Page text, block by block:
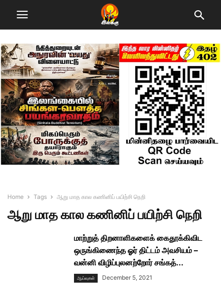
Home Tags ஆறு மாத கால கணினிப் பயிற்சி நெறி
ஆறு மாத கால கணினிப் பயிற்சி நெறி
மாற்றுத் திறனாளிகளைக் கைதூக்கிவிட
ஒருங்கிணைந்த ஓர் திட்டம் அவசியம் –
வன்னி விழிப்புலனற்றோர் சங்கத்...
ஆய்வுகள் December 5, 2021